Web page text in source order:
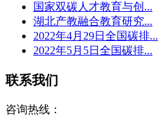
国家双碳人才教育与创...
湖北产教融合教育研究...
2022年4月29日全国碳排...
2022年5月5日全国碳排...
联系我们
咨询热线：